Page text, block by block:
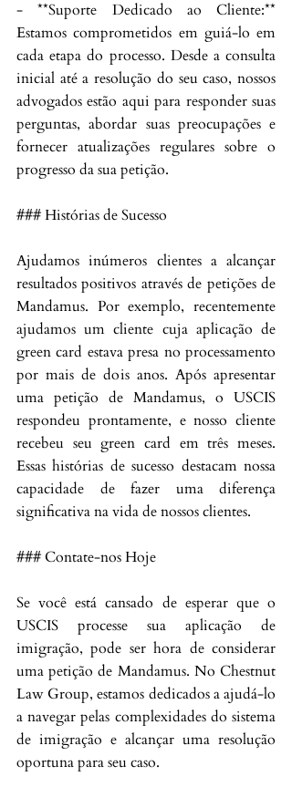
- **Suporte Dedicado ao Cliente:**
Estamos comprometidos em guiá-lo em
cada etapa do processo. Desde a consulta
inicial até a resolução do seu caso, nossos
advogados estão aqui para responder suas
perguntas, abordar suas preocupações e
fornecer atualizações regulares sobre o
progresso da sua petição.
### Histórias de Sucesso
Ajudamos inúmeros clientes a alcançar
resultados positivos através de petições de
Mandamus. Por exemplo, recentemente
ajudamos um cliente cuja aplicação de
green card estava presa no processamento
por mais de dois anos. Após apresentar
uma petição de Mandamus, o USCIS
respondeu prontamente, e nosso cliente
recebeu seu green card em três meses.
Essas histórias de sucesso destacam nossa
capacidade de fazer uma diferença
significativa na vida de nossos clientes.
### Contate-nos Hoje
Se você está cansado de esperar que o
USCIS processe sua aplicação de
imigração, pode ser hora de considerar
uma petição de Mandamus. No Chestnut
Law Group, estamos dedicados a ajudá-lo
a navegar pelas complexidades do sistema
de imigração e alcançar uma resolução
oportuna para seu caso.